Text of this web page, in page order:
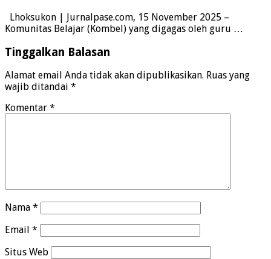
Lhoksukon | Jurnalpase.com, 15 November 2025 –
Komunitas Belajar (Kombel) yang digagas oleh guru …
Tinggalkan Balasan
Alamat email Anda tidak akan dipublikasikan. Ruas yang
wajib ditandai *
Komentar *
Nama *
Email *
Situs Web